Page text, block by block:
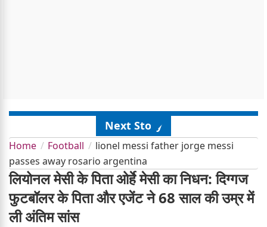
Next Story
Home Football
lionel messi father jorge messi
passes away rosario argentina
लियोनल मेसी के पिता ओर्हे मेसी का निधन: दिग्गज
फुटबॉलर के पिता और एजेंट ने 68 साल की उम्र में
ली अंतिम सांस